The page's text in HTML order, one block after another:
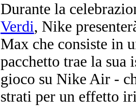
Durante la
Verdi, Nike
Max che consiste in
pacchetto trae la
gioco su Nike Air -
strati per un effetto